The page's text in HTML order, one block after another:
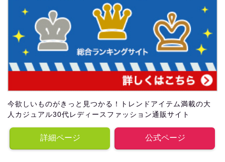
今欲しいものがきっと見つかる！トレンドアイテム満載の大
人カジュアル30代レディースファッション通販サイト
詳細ページ 公式ページ